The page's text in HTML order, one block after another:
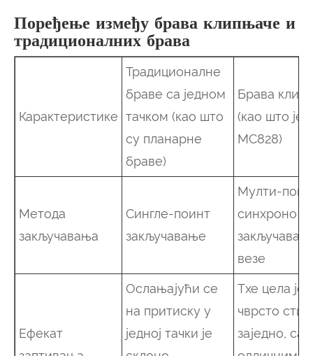
Поређење између брава клипњаче и
традиционалних брава
Карактеристике
Традиционалне
браве са једном
тачком (као што
су планарне
браве)
Брава
(као што је
МС828)
Метода
закључавања
Сингле-поинт
закључавање
Мулти-
синхроно
везе
Ефекат
Ослањајући се
на притиску у
једној тачки је
Тхе цела је
чврсто
заједно, са